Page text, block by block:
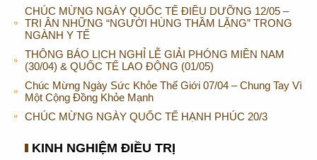
CHÚC MỪNG NGÀY QUỐC TẾ ĐIỀU DƯỠNG 12/05 –
TRI ÂN NHỮNG “NGƯỜI HÙNG THẦM LẶNG” TRONG
NGÀNH Y TẾ
THÔNG BÁO LỊCH NGHỈ LỄ GIẢI PHÓNG MIỀN NAM
(30/04) & QUỐC TẾ LAO ĐỘNG (01/05)
Chúc Mừng Ngày Sức Khỏe Thế Giới 07/04 – Chung Tay Vì
Một Cộng Đồng Khỏe Mạnh
CHÚC MỪNG NGÀY QUỐC TẾ HẠNH PHÚC 20/3
KINH NGHIỆM ĐIỀU TRỊ